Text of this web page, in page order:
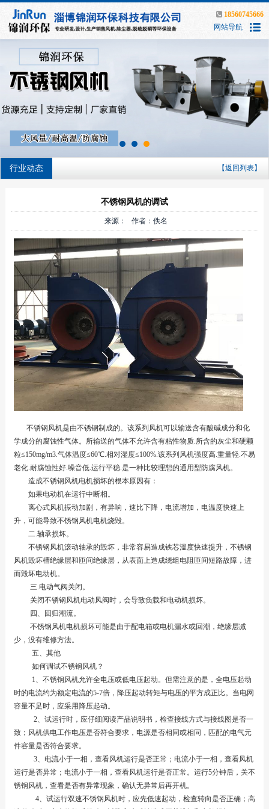
18560745666
网站导航
行业动态 【返回列表】
不锈钢风机的调试
来源： 作者：佚名
不锈钢风机是由不锈钢制成的。该系列风机可以输送含有酸碱成分和化
学成分的腐蚀性气体。所输送的气体不允许含有粘性物质.所含的灰尘和硬颗
粒≤150mg/m3.气体温度≤60℃.相对湿度≤100%.该系列风机强度高.重量轻.不易
老化.耐腐蚀性好.噪音低.运行平稳.是一种比较理想的通用型防腐风机。
造成不锈钢风机电机损坏的根本原因有：
如果电动机在运行中断相。
离心式风机振动加剧，有异响，速比下降，电流增加，电温度快速上
升，可能导致不锈钢风机电机烧毁。
二.轴承损坏。
不锈钢风机滚动轴承的毁坏，非常容易造成铁芯溫度快速提升，不锈钢
风机毁坏槽绝缘层和匝间绝缘层，从表面上造成绕组电阻匝间短路故障，进
而毁坏电动机。
三.电动气阀关闭。
关闭不锈钢风机电动风阀时，会导致负载和电动机损坏。
四、回归潮流。
不锈钢风机电机损坏可能是由于配电箱或电机漏水或回潮，绝缘层减
少，没有维修方法。
五、其他
如何调试不锈钢风机？
1、不锈钢风机允许全电压或低电压起动。但需注意的是，全电压起动
时的电流约为额定电流的5-7倍，降压起动转矩与电压的平方成正比。当电网
容量不足时，应采用降压起动。
2、试运行时，应仔细阅读产品说明书，检查接线方式与接线图是否一
致；风机供电工作电压是否符合要求，电源是否相同或相同，匹配的电气元
件容量是否符合要求。
3、电流小于一相，查看风机运行是否正常；电流小于一相，查看风机
运行是否异常；电流小于一相，查看风机运行是否正常。运行5分钟后，关不
锈钢风机，查看是否有异常现象，确认无异常后再开机。
4、试运行双速不锈钢风机时，应先低速起动，检查转向是否正确；高